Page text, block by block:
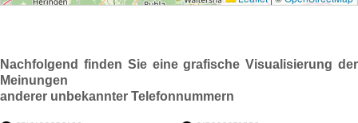
Nachfolgend finden Sie eine grafische Visualisierung der
Meinungen
anderer unbekannter Telefonnummern